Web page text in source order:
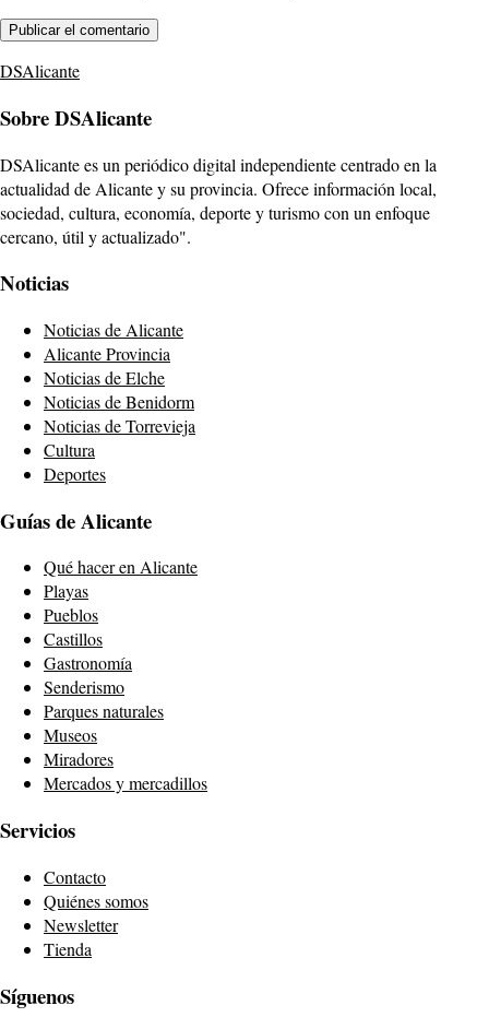
DSAlicante
Sobre DSAlicante
DSAlicante es un periódico digital independiente centrado en la
actualidad de Alicante y su provincia. Ofrece información local,
sociedad, cultura, economía, deporte y turismo con un enfoque
cercano, útil y actualizado".
Noticias
Noticias de Alicante
Alicante Provincia
Noticias de Elche
Noticias de Benidorm
Noticias de Torrevieja
Cultura
Deportes
Guías de Alicante
Qué hacer en Alicante
Playas
Pueblos
Castillos
Gastronomía
Senderismo
Parques naturales
Museos
Miradores
Mercados y mercadillos
Servicios
Contacto
Quiénes somos
Newsletter
Tienda
Síguenos